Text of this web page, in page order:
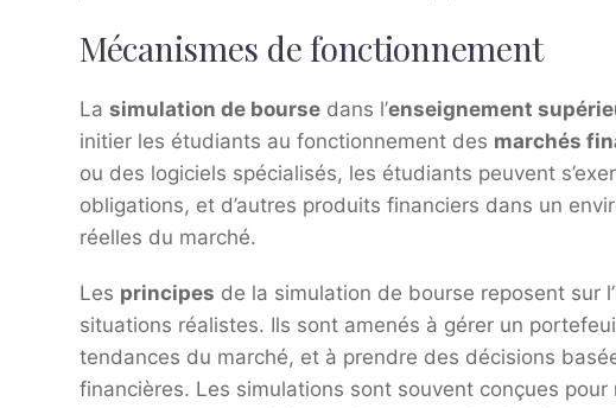
Mécanismes de fonctionnement
La simulation de bourse dans l’enseignement
initier les étudiants au fonctionnement des marchés
ou des logiciels spécialisés, les étudiants peuvent
obligations, et d’autres produits financiers dans un
réelles du marché.
Les principes de la simulation de bourse reposent sur
situations réalistes. Ils sont amenés à gérer un
tendances du marché, et à prendre des décisions
financières. Les simulations sont souvent conçues pour